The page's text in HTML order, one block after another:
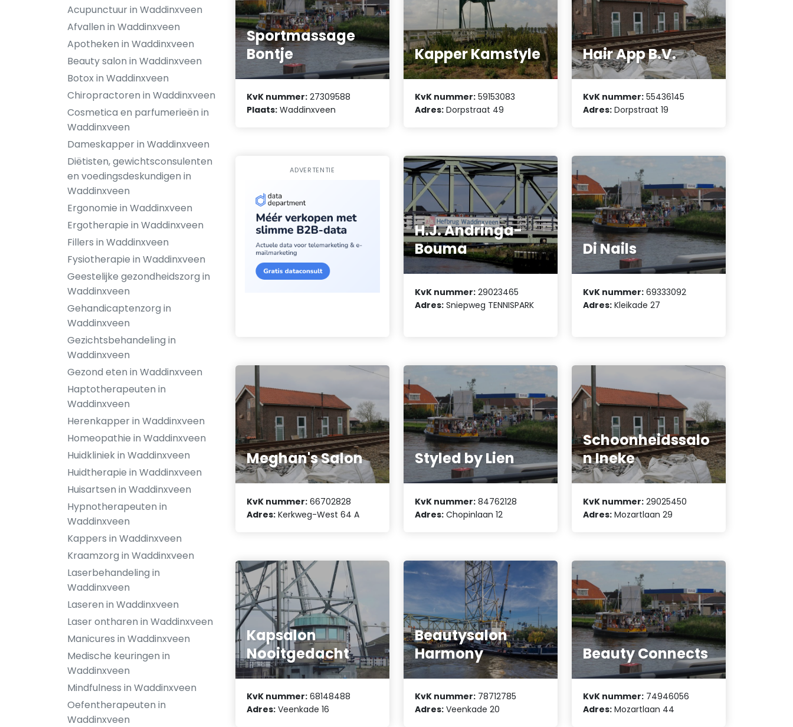
Acupunctuur in Waddinxveen
Afvallen in Waddinxveen
Apotheken in Waddinxveen
Beauty salon in Waddinxveen
Botox in Waddinxveen
Chiropractoren in Waddinxveen
Cosmetica en parfumerieën in
Waddinxveen
Dameskapper in Waddinxveen
Diëtisten, gewichtsconsulenten
en voedingsdeskundigen in
Waddinxveen
Ergonomie in Waddinxveen
Ergotherapie in Waddinxveen
Fillers in Waddinxveen
Fysiotherapie in Waddinxveen
Geestelijke gezondheidszorg in
Waddinxveen
Gehandicaptenzorg in
Waddinxveen
Gezichtsbehandeling in
Waddinxveen
Gezond eten in Waddinxveen
Haptotherapeuten in
Waddinxveen
Herenkapper in Waddinxveen
Homeopathie in Waddinxveen
Huidkliniek in Waddinxveen
Huidtherapie in Waddinxveen
Huisartsen in Waddinxveen
Hypnotherapeuten in
Waddinxveen
Kappers in Waddinxveen
Kraamzorg in Waddinxveen
Laserbehandeling in
Waddinxveen
Laseren in Waddinxveen
Laser ontharen in Waddinxveen
Manicures in Waddinxveen
Medische keuringen in
Waddinxveen
Mindfulness in Waddinxveen
Oefentherapeuten in
Waddinxveen
Sportmassage
Bontje
KvK nummer: 27309588
Plaats: Waddinxveen
Kapper Kamstyle
KvK nummer: 59153083
Adres: Dorpstraat 49
Hair App B.V.
KvK nummer: 55436145
Adres: Dorpstraat 19
ADVERTENTIE
H.J. Andringa-
Bouma
KvK nummer: 29023465
Adres: Sniepweg TENNISPARK
Di Nails
KvK nummer: 69333092
Adres: Kleikade 27
Meghan's Salon
KvK nummer: 66702828
Adres: Kerkweg-West 64 A
Styled by Lien
KvK nummer: 84762128
Adres: Chopinlaan 12
Schoonheidssalo
n Ineke
KvK nummer: 29025450
Adres: Mozartlaan 29
Kapsalon
Nooitgedacht
KvK nummer: 68148488
Adres: Veenkade 16
Beautysalon
Harmony
KvK nummer: 78712785
Adres: Veenkade 20
Beauty Connects
KvK nummer: 74946056
Adres: Mozartlaan 44